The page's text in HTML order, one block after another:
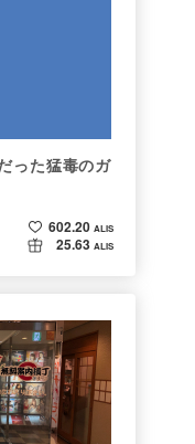
った猛毒のガ
602.20 ALIS
25.63 ALIS